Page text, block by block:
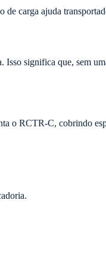
carga ajuda
significa que, sem
o RCTR-C, cobrindo